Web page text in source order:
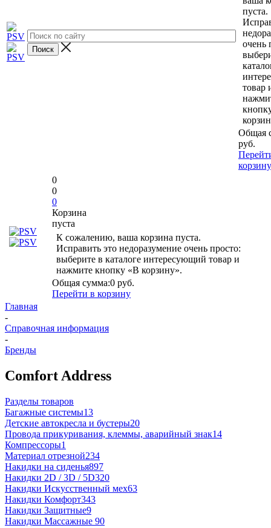
пуста.
очень
товар
Общая
руб.
корзину
0
0
0
Корзина
пуста
К сожалению, ваша корзина пуста.
Исправить это недоразумение очень просто:
выберите в каталоге интересующий товар и
нажмите кнопку «В корзину».
Общая сумма:0 руб.
Перейти в корзину
Главная
-
Справочная информация
-
Бренды
Comfort Address
Разделы товаров
Багажные системы13
Детские автокресла и бустеры20
Провода прикуривания, клеммы, аварийный знак14
Компрессоры1
Материал отрезной234
Накидки на сиденья897
Накидки 2D / 3D / 5D320
Накидки Искусственный мех63
Накидки Комфорт343
Накидки Защитные9
Накидки Массажные 90